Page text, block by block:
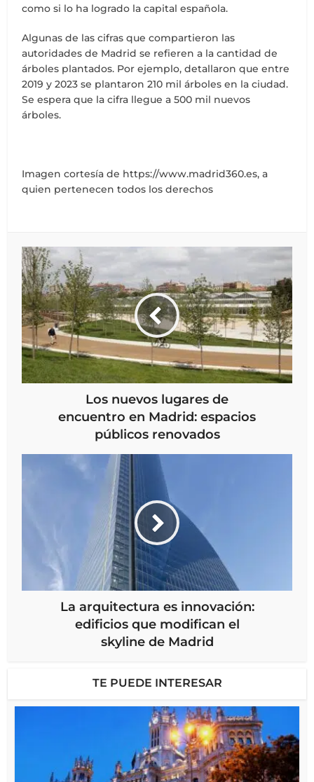
como si lo ha logrado la capital española.
Algunas de las cifras que compartieron las
autoridades de Madrid se refieren a la cantidad de
árboles plantados. Por ejemplo, detallaron que entre
2019 y 2023 se plantaron 210 mil árboles en la ciudad.
Se espera que la cifra llegue a 500 mil nuevos
árboles.
Imagen cortesía de https://www.madrid360.es, a
quien pertenecen todos los derechos
Los nuevos lugares de
encuentro en Madrid: espacios
públicos renovados
La arquitectura es innovación:
edificios que modifican el
skyline de Madrid
TE PUEDE INTERESAR